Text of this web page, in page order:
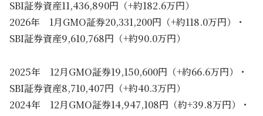
SBI証券資産11,436,890円（+約182.6万円）
2026年 1月GMO証券20,331,200円（+約118.0万円）・
SBI証券資産9,610,768円（+約90.0万円）
2025年 12月GMO証券19,150,600円（+約66.6万円）・
SBI証券資産8,710,407円（+約40.3万円）
2024年 12月GMO証券14,947,108円（約+39.8万円）・